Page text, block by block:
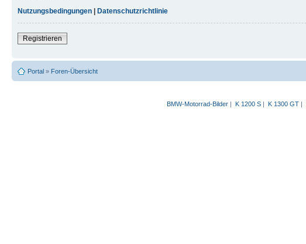
Nutzungsbedingungen
Datenschutzrichtlinie
Registrieren
Portal » Foren-Übersicht
BMW-Motorrad-Bilder| K 1200 S| K 1300 GT|